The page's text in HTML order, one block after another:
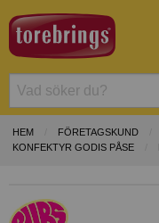
HEM FÖRETAGSKUND
KONFEKTYR GODIS PÅSE